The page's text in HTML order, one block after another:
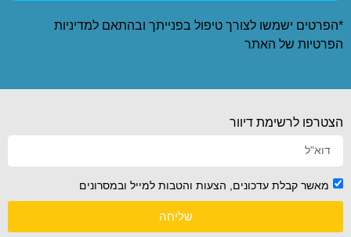
*הפרטים ישמשו לצורך טיפול בפנייתך ובהתאם למדיניות
הפרטיות של האתר
הצטרפו לרשימת דיוור
מאשר קבלת עדכונים, הצעות והטבות למייל ובמסרונים
שליחה